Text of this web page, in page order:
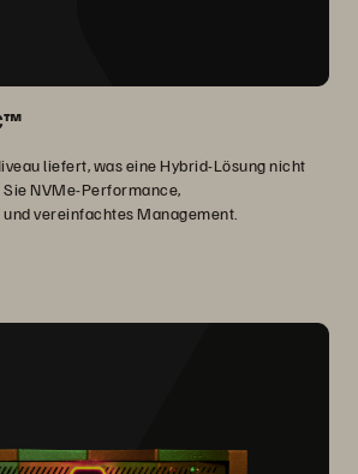
liefert, was eine Hybrid-Lösung nicht
NVMe-Performance,
vereinfachtes Management.